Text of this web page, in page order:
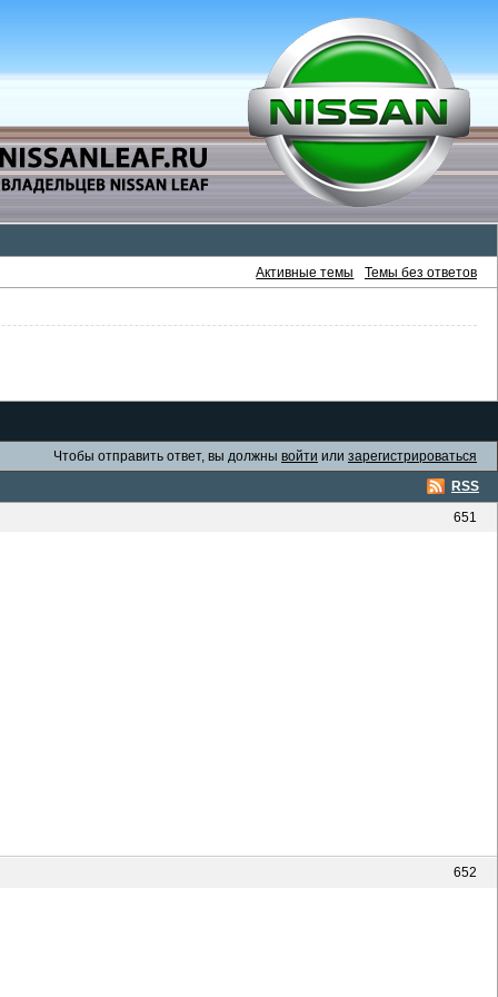
Активные темы Темы без ответов
Чтобы отправить ответ, вы должны войти или зарегистрироваться
RSS
651
652